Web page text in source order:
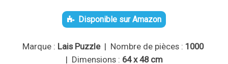
Disponible sur Amazon
Marque : Lais Puzzle| Nombre de pièces : 1000
| Dimensions : 64 x 48 cm